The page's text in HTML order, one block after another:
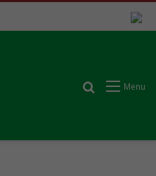
Menu
Search for